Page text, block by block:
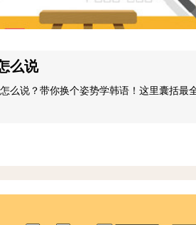
么说
么说？带你换个姿势学韩语！这里囊括最